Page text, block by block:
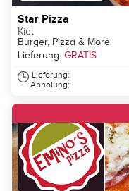
Star Pizza
Kiel
Burger, Pizza & More
Lieferung: GRATIS
Lieferung:
Abholung: